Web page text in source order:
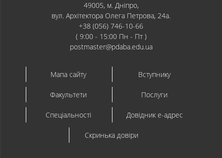
49005, м. Дніпро,
вул. Архітектора Олега Петрова, 24а.
+38 (056) 746-10-66
( 9:00 - 15:00 Пн - Пт )
postmaster@pdaba.edu.ua
Мапа сайту Вступнику
Факультети Послуги
Спеціальності Довідник e-адрес
Скринька довіри